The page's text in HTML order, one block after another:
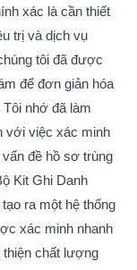
xác là cần thiết
trị và dịch vụ
tôi đã được
để đơn giản hóa
nhớ đã làm
với việc xác minh
đề hồ sơ trùng
Kit Ghi Danh
ra một hệ thống
xác minh nhanh
thiện chất lượng